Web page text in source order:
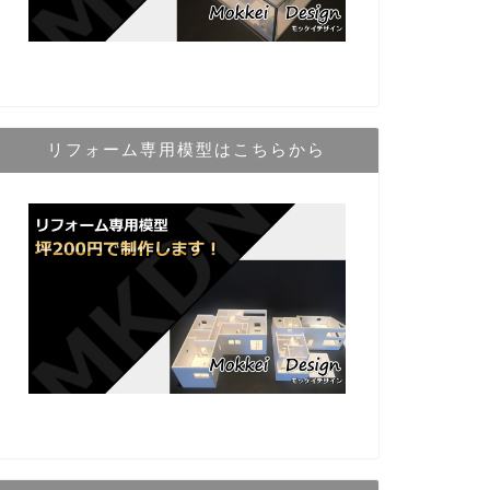
リフォーム専用模型はこちらから